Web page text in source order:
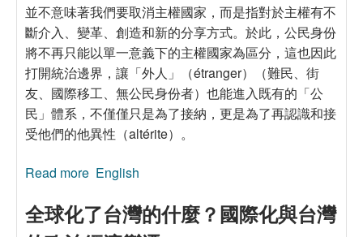
並不意味著我們要取消主權國家，而是指對於主權有不
斷介入、變革、創造和新的分享方式。於此，公民身份
將不再只能以單一意義下的主權國家為區分，這也因此
打開統治邊界，讓「外人」（étranger）（難民、街
友、國際移工、無公民身份者）也能進入既有的「公
民」體系，不僅僅只是為了接納，更是為了再認識和接
受他們的他異性（altérite）。
Read more about 疆界民主化─解構哲學式的思考
English
全球化了台灣的什麼？國際化與台灣